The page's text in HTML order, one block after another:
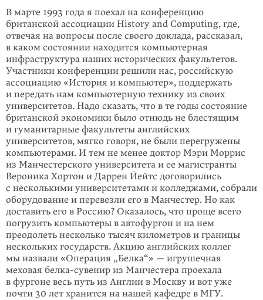
В марте 1993 года я поехал на конференцию
британской ассоциации History and Computing, где,
отвечая на вопросы после своего доклада, рассказал,
в каком состоянии находится компьютерная
инфраструктура наших исторических факультетов.
Участники конференции решили нас, российскую
ассоциацию «История и компьютер», поддержать
и передать нам компьютерную технику из своих
университетов. Надо сказать, что в те годы состояние
британской экономики было отнюдь не блестящим
и гуманитарные факультеты англий­ских
университетов, мягко говоря, не были перегружены
компьютерами. И тем не менее доктор Мэри Моррис
из Манчестерского университета и ее маги­стран­ты
Вероника Хортон и Даррен Йейтс договорились
с несколькими университетами и колледжами, собрали
оборудование и перевезли его в Манчестер. Но как
доставить его в Россию? Оказалось, что проще всего
погрузить компьютеры в автофургон и на нем
преодолеть несколько тысяч километров и границы
нескольких государств. Акцию английских коллег
мы назвали «Операция „Белка“» — игрушечная
меховая белка-сувенир из Манчестера проехала
в фургоне весь путь из Англии в Москву и вот уже
почти 30 лет хранится на нашей кафедре в МГУ.